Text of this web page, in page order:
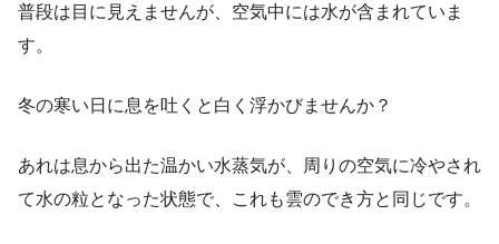
普段は目に見えませんが、空気中には水が含まれていま
す。
冬の寒い日に息を吐くと白く浮かびませんか？
あれは息から出た温かい水蒸気が、周りの空気に冷やされ
て水の粒となった状態で、これも雲のでき方と同じです。